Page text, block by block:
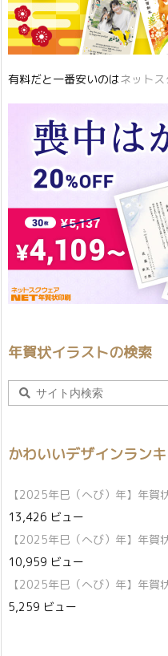
有料だと一番安いのはネット
年賀状イラストの検索
かわいいデザインラン
【2025年巳（へび）年】年賀
13,426 ビュー
【2025年巳（へび）年】年賀
10,959 ビュー
【2025年巳（へび）年】年賀
5,259 ビュー